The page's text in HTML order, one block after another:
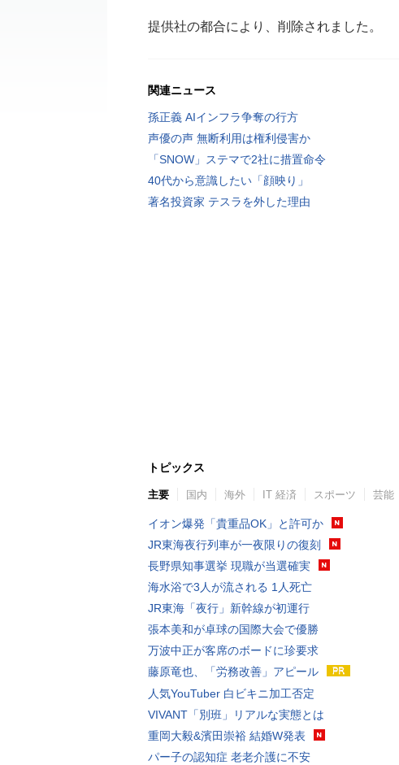
提供社の都合により、削除されました。
関連ニュース
孫正義 AIインフラ争奪の行方
声優の声 無断利用は権利侵害か
「SNOW」ステマで2社に措置命令
40代から意識したい「顔映り」
著名投資家 テスラを外した理由
トピックス
主要 国内 海外 IT 経済 スポーツ 芸能
イオン爆発「貴重品OK」と許可か
JR東海夜行列車が一夜限りの復刻
長野県知事選挙 現職が当選確実
海水浴で3人が流される 1人死亡
JR東海「夜行」新幹線が初運行
張本美和が卓球の国際大会で優勝
万波中正が客席のボードに珍要求
藤原竜也、「労務改善」アピール
人気YouTuber 白ビキニ加工否定
VIVANT「別班」リアルな実態とは
重岡大毅&濱田崇裕 結婚W発表
パー子の認知症 老老介護に不安